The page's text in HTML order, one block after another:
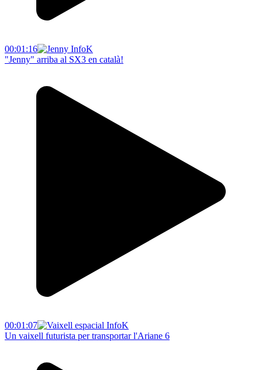
00:01:16
"Jenny" arriba al SX3 en català!
00:01:07
Un vaixell futurista per transportar l'Ariane 6